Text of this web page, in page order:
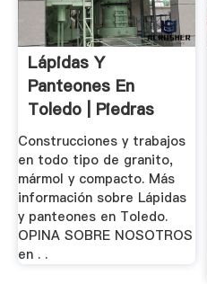
Lápidas Y
Panteones En
Toledo | Piedras
Villarrubia
Construcciones y trabajos
en todo tipo de granito,
mármol y compacto. Más
información sobre Lápidas
y panteones en Toledo.
OPINA SOBRE NOSOTROS
en . .